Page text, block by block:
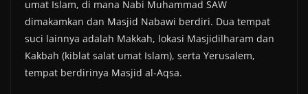
umat Islam, di mana Nabi Muhammad SAW
dimakamkan dan Masjid Nabawi berdiri. Dua tempat
suci lainnya adalah Makkah, lokasi Masjidilharam dan
Kakbah (kiblat salat umat Islam), serta Yerusalem,
tempat berdirinya Masjid al-Aqsa.